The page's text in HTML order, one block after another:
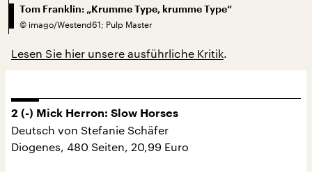
Tom Franklin: „Krumme Type, krumme Type“
© imago/Westend61; Pulp Master
Lesen Sie hier unsere ausführliche Kritik.
2 (-) Mick Herron: Slow Horses
Deutsch von Stefanie Schäfer
Diogenes, 480 Seiten, 20,99 Euro